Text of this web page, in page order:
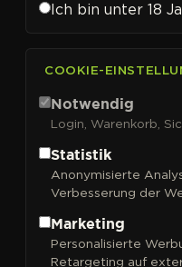
Pyramid
Sortieren nach
Ich bin unter 18
COOKIE-
Notwendig
Login, Warenkorb,
Statistik
Anonymisierte
Verbesserung der
Marketing
Personalisierte
Retargeting auf